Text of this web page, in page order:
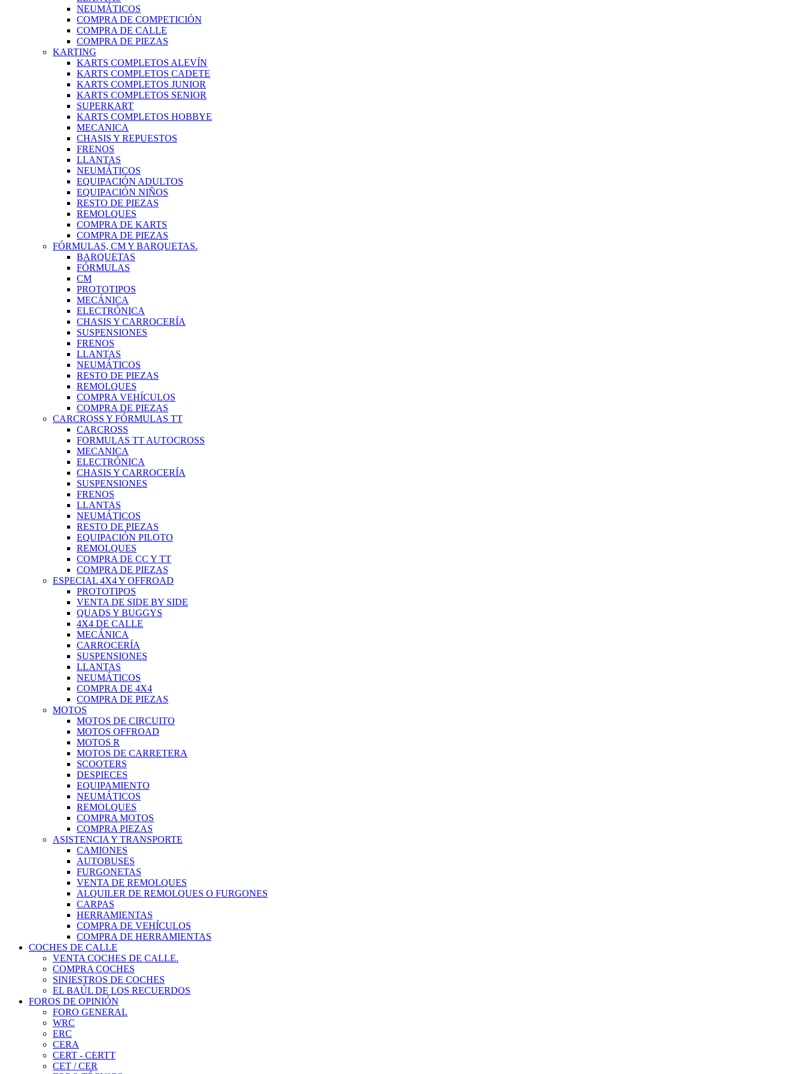
NEUMÁTICOS
COMPRA DE COMPETICIÓN
COMPRA DE CALLE
COMPRA DE PIEZAS
KARTING
KARTS COMPLETOS ALEVÍN
KARTS COMPLETOS CADETE
KARTS COMPLETOS JUNIOR
KARTS COMPLETOS SENIOR
SUPERKART
KARTS COMPLETOS HOBBYE
MECANICA
CHASIS Y REPUESTOS
FRENOS
LLANTAS
NEUMÁTICOS
EQUIPACIÓN ADULTOS
EQUIPACIÓN NIÑOS
RESTO DE PIEZAS
REMOLQUES
COMPRA DE KARTS
COMPRA DE PIEZAS
FÓRMULAS, CM Y BARQUETAS.
BARQUETAS
FÓRMULAS
CM
PROTOTIPOS
MECÁNICA
ELECTRÓNICA
CHASIS Y CARROCERÍA
SUSPENSIONES
FRENOS
LLANTAS
NEUMÁTICOS
RESTO DE PIEZAS
REMOLQUES
COMPRA VEHÍCULOS
COMPRA DE PIEZAS
CARCROSS Y FÓRMULAS TT
CARCROSS
FORMULAS TT AUTOCROSS
MECANICA
ELECTRÓNICA
CHASIS Y CARROCERÍA
SUSPENSIONES
FRENOS
LLANTAS
NEUMÁTICOS
RESTO DE PIEZAS
EQUIPACIÓN PILOTO
REMOLQUES
COMPRA DE CC Y TT
COMPRA DE PIEZAS
ESPECIAL 4X4 Y OFFROAD
PROTOTIPOS
VENTA DE SIDE BY SIDE
QUADS Y BUGGYS
4X4 DE CALLE
MECÁNICA
CARROCERÍA
SUSPENSIONES
LLANTAS
NEUMÁTICOS
COMPRA DE 4X4
COMPRA DE PIEZAS
MOTOS
MOTOS DE CIRCUITO
MOTOS OFFROAD
MOTOS R
MOTOS DE CARRETERA
SCOOTERS
DESPIECES
EQUIPAMIENTO
NEUMÁTICOS
REMOLQUES
COMPRA MOTOS
COMPRA PIEZAS
ASISTENCIA Y TRANSPORTE
CAMIONES
AUTOBUSES
FURGONETAS
VENTA DE REMOLQUES
ALQUILER DE REMOLQUES O FURGONES
CARPAS
HERRAMIENTAS
COMPRA DE VEHÍCULOS
COMPRA DE HERRAMIENTAS
COCHES DE CALLE
VENTA COCHES DE CALLE.
COMPRA COCHES
SINIESTROS DE COCHES
EL BAÚL DE LOS RECUERDOS
FOROS DE OPINIÓN
FORO GENERAL
WRC
ERC
CERA
CERT - CERTT
CET / CER